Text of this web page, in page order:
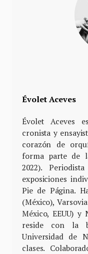
Évolet Aceves
Évolet Aceves
cronista y
corazón de
forma parte de
2022).
exposiciones
Pie de Página.
(México),
México, EEUU) y
reside con la
Universidad de
clases.